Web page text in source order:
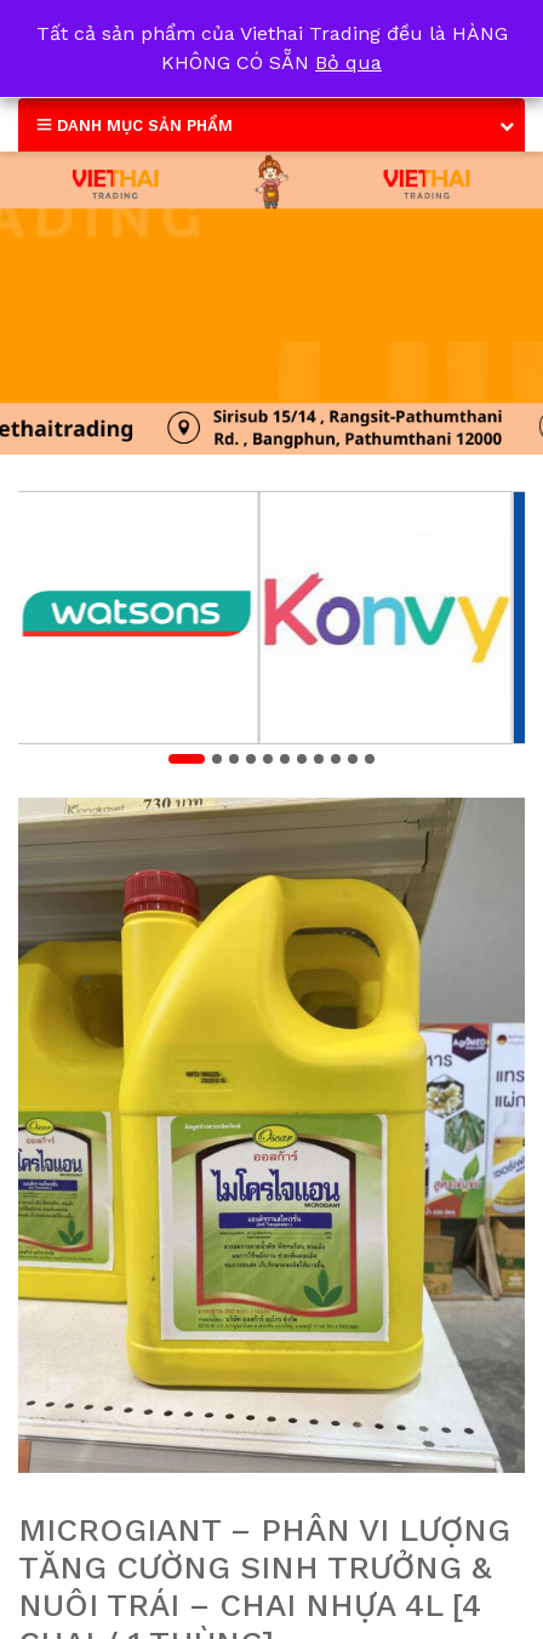
DANH MỤC SẢN PHẨM
MICROGIANT – PHÂN VI LƯỢNG
TĂNG CƯỜNG SINH TRƯỞNG &
NUÔI TRÁI – CHAI NHỰA 4L [4
Tất cả sản phẩm của Viethai Trading đều là HÀNG
KHÔNG CÓ SẴN Bỏ qua